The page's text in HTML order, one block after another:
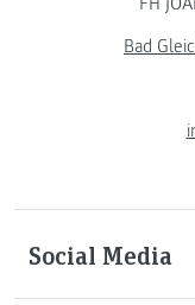
Bad
Social Media